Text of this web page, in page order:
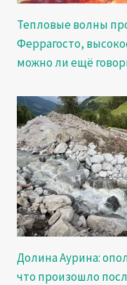
Тепловые волны
Феррагосто,
можно ли ещё
Долина Аурина:
что произошло